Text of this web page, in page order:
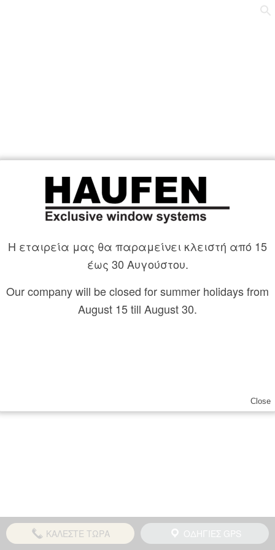
ΚΑΛΕΣΤΕ ΤΩΡΑ ΟΔΗΓΙΕΣ GPS
Close
Η εταιρεία μας θα παραμείνει κλειστή από 15
έως 30 Αυγούστου.
Our company will be closed for summer holidays from
August 15 till August 30.